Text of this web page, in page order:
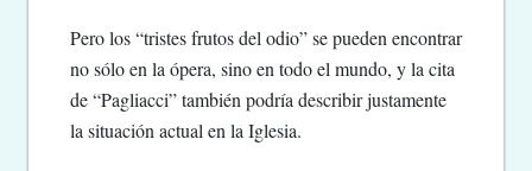
Pero los “tristes frutos del odio” se pueden encontrar
no sólo en la ópera, sino en todo el mundo, y la cita
de “Pagliacci” también podría describir justamente
la situación actual en la Iglesia.